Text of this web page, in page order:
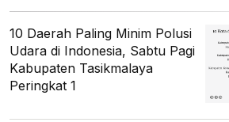
10 Daerah Paling Minim Polusi
Udara di Indonesia, Sabtu Pagi
Kabupaten Tasikmalaya
Peringkat 1